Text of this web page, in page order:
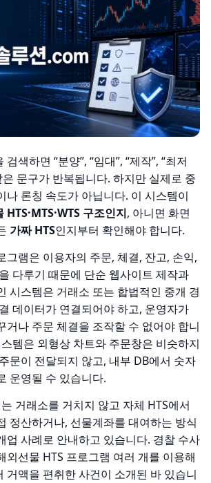
검색하면 “분양”, “임대”, “제작”, “최저
은 문구가 반복됩니다. 하지만 실제로 중
나 론칭 속도가 아닙니다. 이 시스템이
구조인지, 아니면 화면
가짜 HTS인지부터 확인해야 합니다.
그램은 이용자의 주문, 체결, 잔고, 손익,
다루기 때문에 단순 웹사이트 제작과
시스템은 거래소 또는 합법적인 중개 경
데이터가 연결되어야 하고, 운영자가
거나 주문 체결을 조작할 수 없어야 합니
템은 외형상 차트와 주문창은 비슷하지
문이 전달되지 않고, 내부 DB에서 숫자
운영될 수 있습니다.
거래소를 거치지 않고 자체 HTS에서
정산하거나, 선물계좌를 대여하는 방식
업 사례로 안내하고 있습니다. 경찰 수사
외선물 HTS 프로그램 여러 개를 이용해
거액을 편취한 사건이 소개된 바 있습니